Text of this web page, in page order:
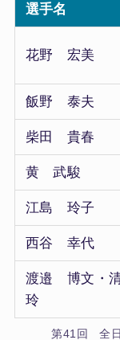
選手名
花野 宏美
飯野 泰夫
柴田 貴春
黄 武駿
江島 玲子
西谷 幸代
渡邉 博文・
玲
第41回 全